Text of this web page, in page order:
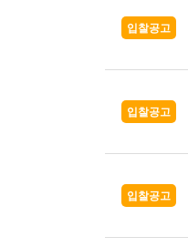
입찰공고
입찰공고
입찰공고